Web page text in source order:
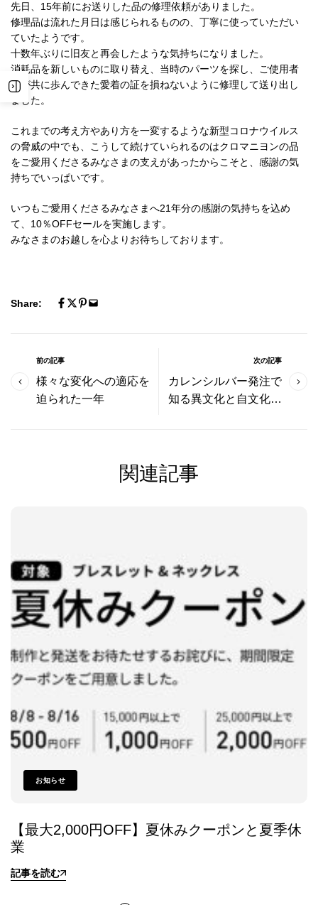
先日、15年前にお送りした品の修理依頼がありました。
修理品は流れた月日は感じられるものの、丁寧に使っていただい
ていたようです。
十数年ぶりに旧友と再会したような気持ちになりました。
消耗品を新しいものに取り替え、当時のパーツを探し、ご使用者
様が共に歩んできた愛着の証を損ねないように修理して送り出し
ました。
これまでの考え方やあり方を一変するような新型コロナウイルス
の脅威の中でも、こうして続けていられるのはクロマニヨンの品
をご愛用くださるみなさまの支えがあったからこそと、感謝の気
持ちでいっぱいです。
いつもご愛用くださるみなさまへ21年分の感謝の気持ちを込め
て、10％OFFセールを実施します。
みなさまのお越しを心よりお待ちしております。
Share:
前の記事
様々な変化への適応を
迫られた一年
次の記事
カレンシルバー発注で
知る異文化と自文化の
関連記事
お知らせ
【最大2,000円OFF】夏休みクーポンと夏季休
業
記事を読む